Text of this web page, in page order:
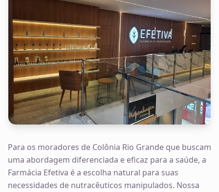
Para os moradores de Colônia Rio Grande que buscam
uma abordagem diferenciada e eficaz para a saúde, a
Farmácia Efetiva é a escolha natural para suas
necessidades de nutracêuticos manipulados. Nossa